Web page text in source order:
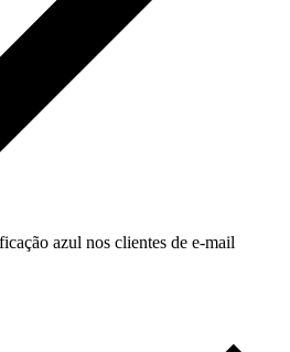
azul nos clientes de e-mail